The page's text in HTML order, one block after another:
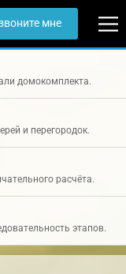
мне
домокомплекта.
и перегородок.
расчёта.
этапов.